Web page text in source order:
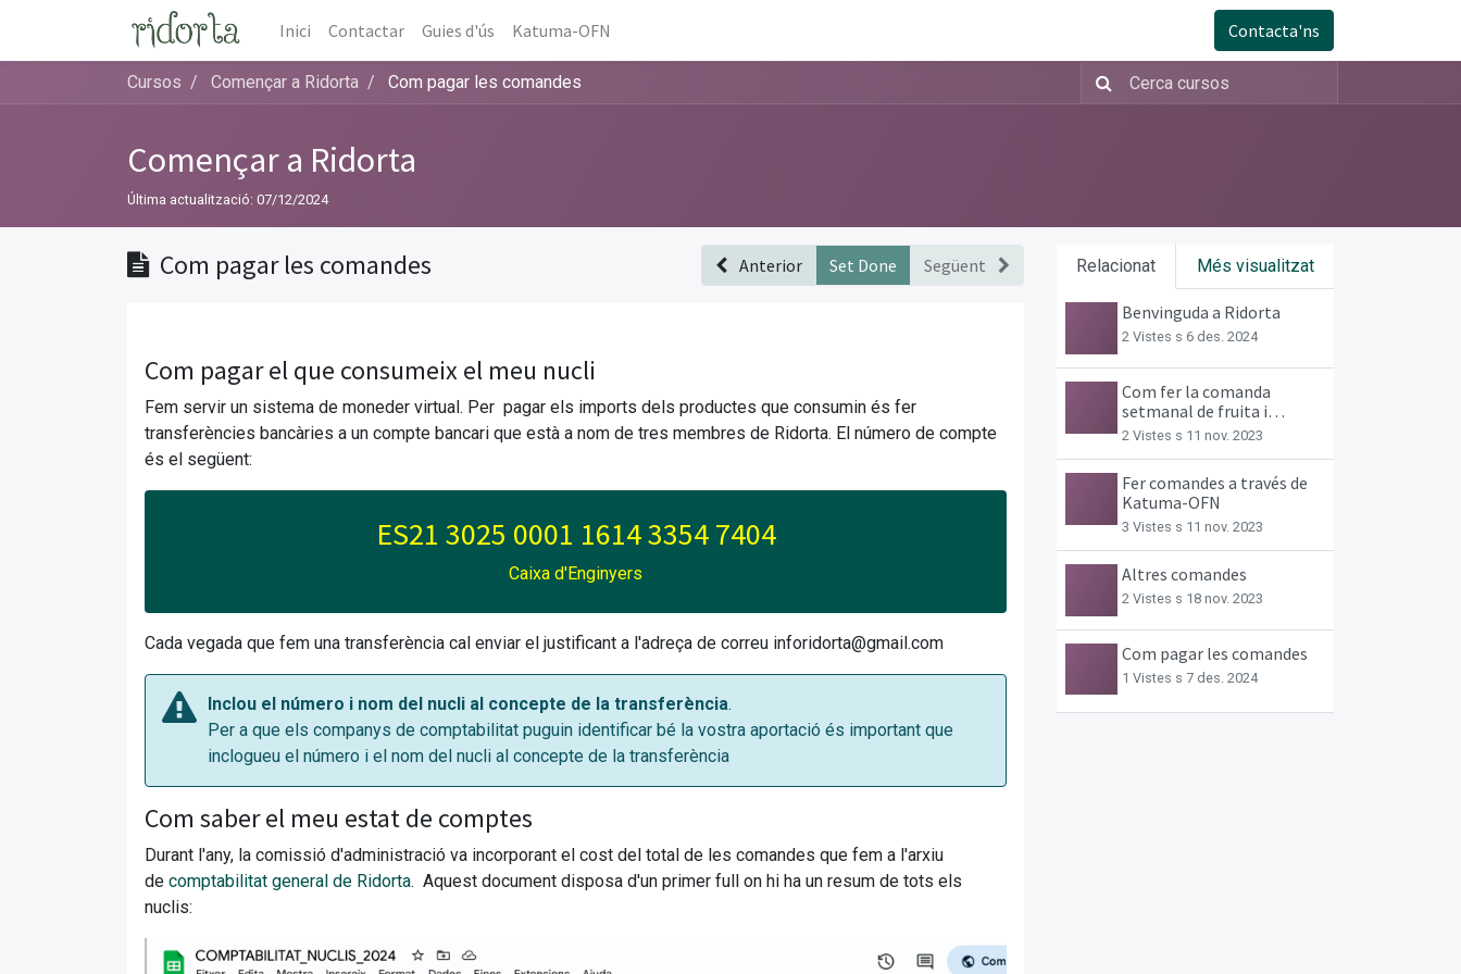
Inici Contactar Guies d'ús Katuma-OFN Contacta'ns
Cursos Començar a Ridorta Com pagar les comandes
Començar a Ridorta
Última actualització: 07/12/2024
Relacionat Més visualitzat
Benvinguda a Ridorta
2 Vistes s 6 des. 2024
Com fer la comanda
setmanal de fruita i
verdura
2 Vistes s 11 nov. 2023
Fer comandes a través de
Katuma-OFN
3 Vistes s 11 nov. 2023
Altres comandes
2 Vistes s 18 nov. 2023
Com pagar les comandes
1 Vistes s 7 des. 2024
Com pagar les comandes Anterior Set Done Següent
Com pagar el que consumeix el meu nucli
Fem servir un sistema de moneder virtual. Per pagar els imports dels productes que consumin és fer
transferències bancàries a un compte bancari que està a nom de tres membres de Ridorta. El número de compte
és el següent:
ES21 3025 0001 1614 3354 7404
Caixa d'Enginyers
Cada vegada que fem una transferència cal enviar el justificant a l'adreça de correu inforidorta@gmail.com
Inclou el número i nom del nucli al concepte de la transferència.
Per a que els companys de comptabilitat puguin identificar bé la vostra aportació és important que
inclogueu el número i el nom del nucli al concepte de la transferència
Com saber el meu estat de comptes
Durant l'any, la comissió d'administració va incorporant el cost del total de les comandes que fem a l'arxiu
de comptabilitat general de Ridorta. Aquest document disposa d'un primer full on hi ha un resum de tots els
nuclis: